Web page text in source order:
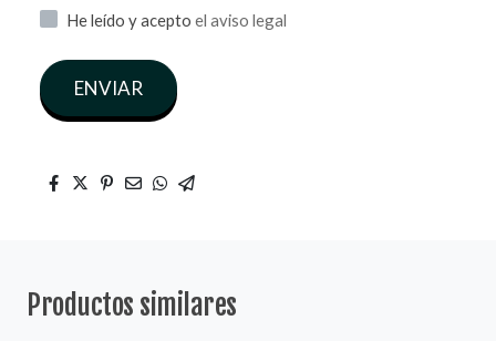
He leído y acepto el aviso legal
ENVIAR
Productos similares